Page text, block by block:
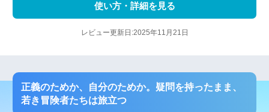
使い方・詳細を見る
レビュー更新日:2025年11月21日
正義のためか、自分のためか。疑問を持ったまま、
若き冒険者たちは旅立つ